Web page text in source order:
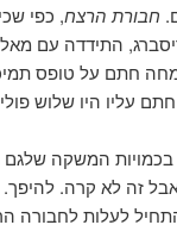
חבורת הרצח, כפי
התידדה עם
חתם על טופס
עליו היו שלוש
המשקה שלגם
אבל זה לא קרה.
לעלות לחבורה